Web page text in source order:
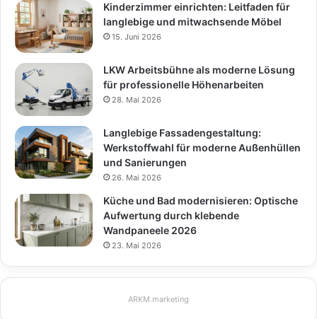
Kinderzimmer einrichten: Leitfaden für
langlebige und mitwachsende Möbel
15. Juni 2026
LKW Arbeitsbühne als moderne Lösung
für professionelle Höhenarbeiten
28. Mai 2026
Langlebige Fassadengestaltung:
Werkstoffwahl für moderne Außenhüllen
und Sanierungen
26. Mai 2026
Küche und Bad modernisieren: Optische
Aufwertung durch klebende
Wandpaneele 2026
23. Mai 2026
ARKM.marketing